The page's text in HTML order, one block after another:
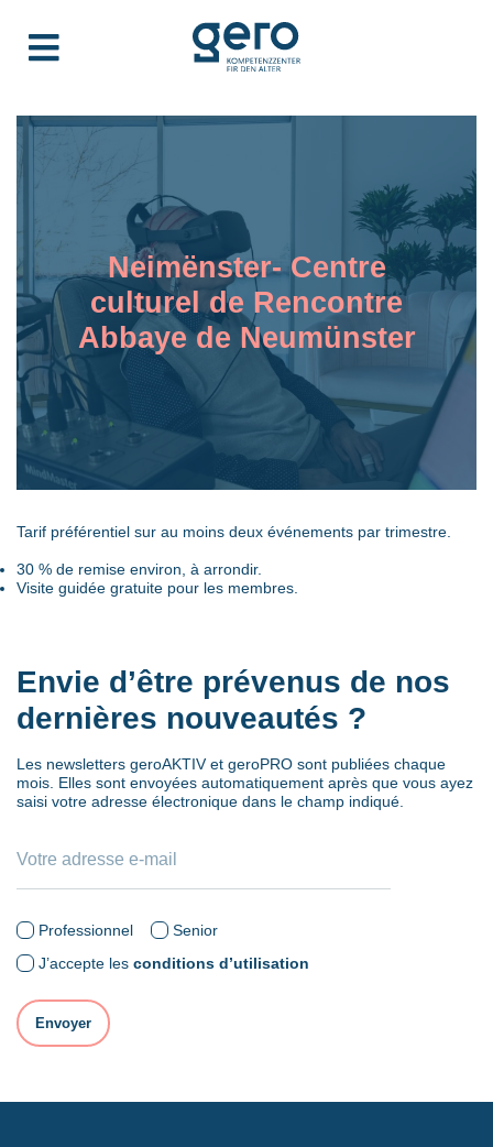
Neimënster- Centre
culturel de Rencontre
Abbaye de Neumünster
Tarif préférentiel sur au moins deux événements par trimestre.
30 % de remise environ, à arrondir.
Visite guidée gratuite pour les membres.
Envie d’être prévenus de nos
dernières nouveautés ?
Les newsletters geroAKTIV et geroPRO sont publiées chaque
mois. Elles sont envoyées automatiquement après que vous ayez
saisi votre adresse électronique dans le champ indiqué.
Professionnel
Senior
J’accepte les conditions d’utilisation